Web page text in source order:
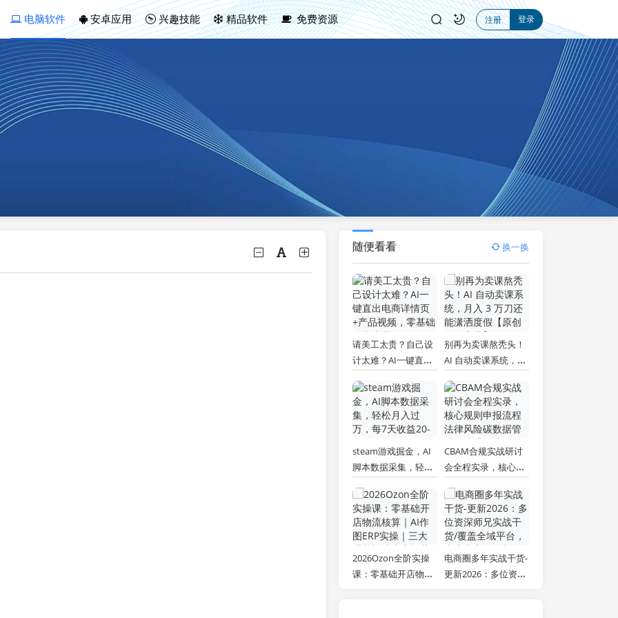
电脑软件 安卓应用 兴趣技能 精品软件 免费资源 注册 登录
随便看看 换一换
请美工太贵？自己设
计太难？AI一键直出
频，零基础做出专业
级效果 (更新)
别再为卖课熬秃头！
AI 自动卖课系统，月
假【原创双语字幕】
steam游戏掘金，AI
脚本数据采集，轻松
益20-80%
CBAM合规实战研讨
会全程实录，核心规
碳数据管理一站式解
读
2026Ozon全阶实操
课：零基础开店物流
电商圈多年实战干货-
更新2026：多位资深